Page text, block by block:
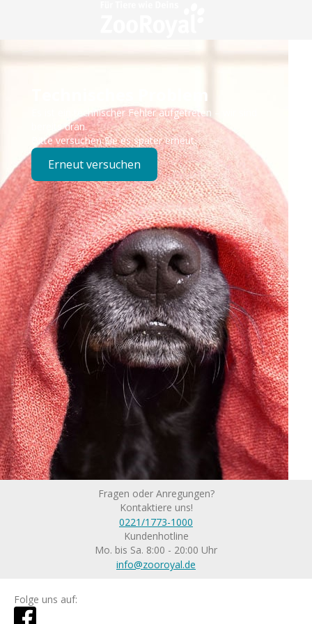
Technisches Problem
Es ist ein technischer Fehler aufgetreten – wir sind
bereits dran.
Bitte versuchen Sie es später erneut.
Erneut versuchen
Fragen oder Anregungen?
Kontaktiere uns!
0221/1773-1000
Kundenhotline
Mo. bis Sa. 8:00 - 20:00 Uhr
info@zooroyal.de
Folge uns auf: